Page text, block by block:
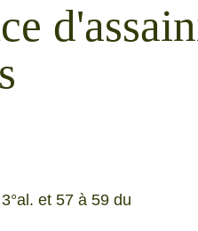
et 57 à 59 du